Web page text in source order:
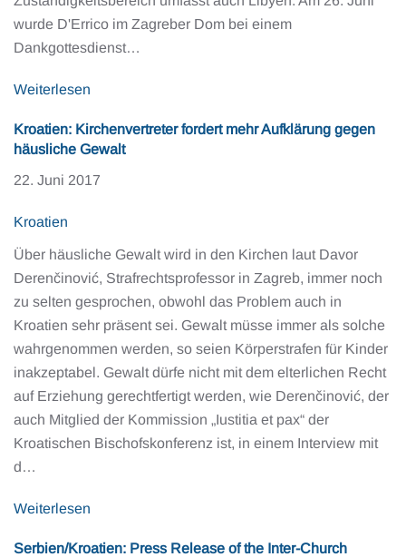
wurde D'Errico im Zagreber Dom bei einem
Dankgottesdienst…
Weiterlesen
Kroatien: Kirchenvertreter fordert mehr Aufklärung gegen
häusliche Gewalt
22. Juni 2017
Kroatien
Über häusliche Gewalt wird in den Kirchen laut Davor
Derenčinović, Strafrechtsprofessor in Zagreb, immer noch
zu selten gesprochen, obwohl das Problem auch in
Kroatien sehr präsent sei. Gewalt müsse immer als solche
wahrgenommen werden, so seien Körperstrafen für Kinder
inakzeptabel. Gewalt dürfe nicht mit dem elterlichen Recht
auf Erziehung gerechtfertigt werden, wie Derenčinović, der
auch Mitglied der Kommission „Iustitia et pax“ der
Kroatischen Bischofskonferenz ist, in einem Interview mit
d…
Weiterlesen
Serbien/Kroatien: Press Release of the Inter-Church